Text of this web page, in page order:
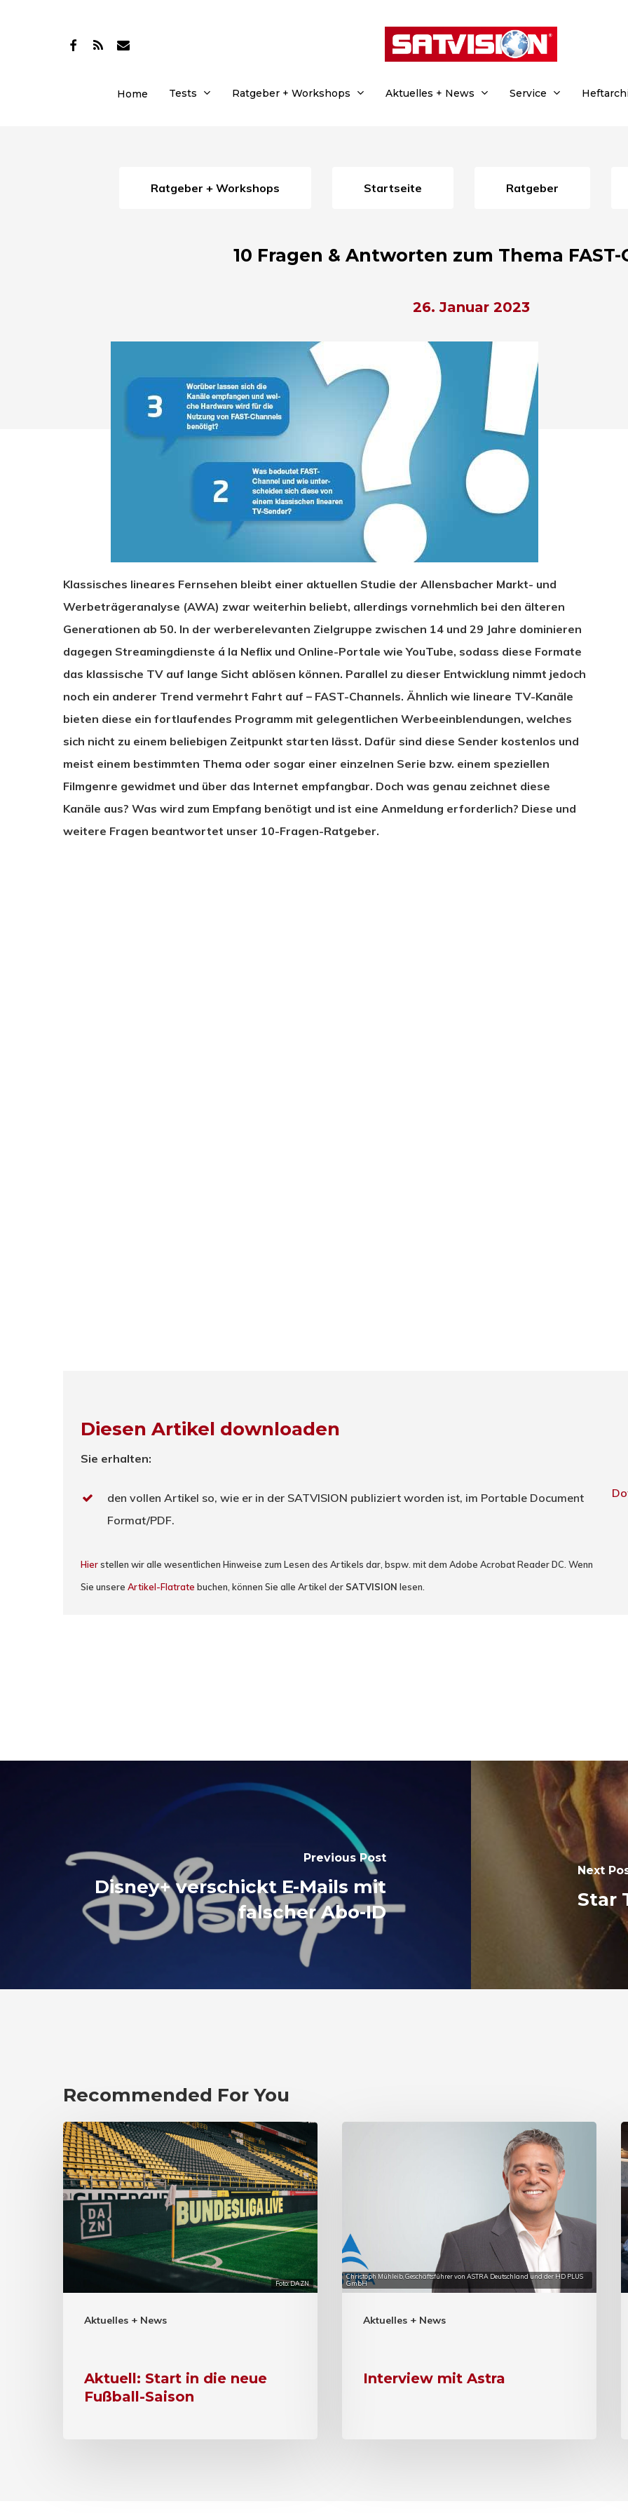
Drücken Sie Enter zum Suchen oder ESC zum Schließen.
facebook
RSS email
Home Tests Ratgeber + Workshops Aktuelles + News Service
Ratgeber + Workshops Startseite Ratgeber
10 Fragen & Antworten zum Thema
26. Januar 2023
Klassisches lineares Fernsehen bleibt einer aktuellen Studie der Allensbacher Markt- und
Werbeträgeranalyse (AWA) zwar weiterhin beliebt, allerdings vornehmlich bei den älteren
Generationen ab 50. In der werberelevanten Zielgruppe zwischen 14 und 29 Jahre dominieren
dagegen Streamingdienste á la Neflix und Online-Portale wie YouTube, sodass diese Formate
das klassische TV auf lange Sicht ablösen können. Parallel zu dieser Entwicklung nimmt jedoch
noch ein anderer Trend vermehrt Fahrt auf – FAST-Channels. Ähnlich wie lineare TV-Kanäle
bieten diese ein fortlaufendes Programm mit gelegentlichen Werbeeinblendungen, welches
sich nicht zu einem beliebigen Zeitpunkt starten lässt. Dafür sind diese Sender kostenlos und
meist einem bestimmten Thema oder sogar einer einzelnen Serie bzw. einem speziellen
Filmgenre gewidmet und über das Internet empfangbar. Doch was genau zeichnet diese
Kanäle aus? Was wird zum Empfang benötigt und ist eine Anmeldung erforderlich? Diese und
weitere Fragen beantwortet unser 10-Fragen-Ratgeber.
Diesen Artikel downloaden
Sie erhalten:
den vollen Artikel so, wie er in der SATVISION publiziert worden ist, im Portable Document
Format/PDF.
Hierstellen wir alle wesentlichen Hinweise zum Lesen des Artikels dar, bspw. mit dem Adobe Acrobat Reader DC. Wenn
Sie unsere Artikel-Flatrate buchen, können Sie alle Artikel der SATVISION lesen.
Previous Post
Disney+ verschickt E-Mails mit
falscher Abo-ID
Next
Star
Recommended For You
Foto: DAZN
Aktuelles + News
Aktuell: Start in die neue
Fußball-Saison
Christoph Mühleib, Geschäftsführer von ASTRA Deutschland und der HD PLUS
GmbH
Aktuelles + News
Interview mit Astra